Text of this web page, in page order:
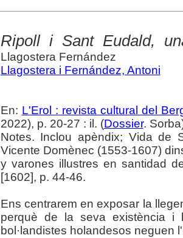
Ripoll i Sant Eudald,
Llagostera Fernández
Llagostera i Fernández, Antoni
En: L'Erol : revista cultural del
2022), p. 20-27 : il. (Dossier.
Notes. Inclou apèndix; Vida de
Vicente Domènec (1553-1607)
y varones illustres en santidad
[1602], p. 44-46.
Ens centrarem en exposar la
perquè de la seva existència
bol·landistes holandesos neguen